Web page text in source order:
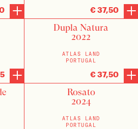
INSTELLEN € 37,50
Dupla Natura
2022
ATLAS LAND
PORTUGAL
€ 37,50
Rosato
2024
ATLAS LAND
PORTUGAL